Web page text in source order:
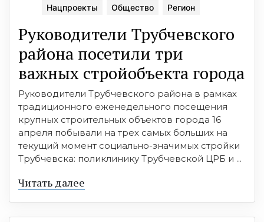
Нацпроекты Общество Регион
Руководители Трубчевского
района посетили три
важных стройобъекта города
Руководители Трубчевского района в рамках
традиционного еженедельного посещения
крупных строительных объектов города 16
апреля побывали на трех самых больших на
текущий момент социально-значимых стройки
Трубчевска: поликлинику Трубчевской ЦРБ и ...
Читать далее